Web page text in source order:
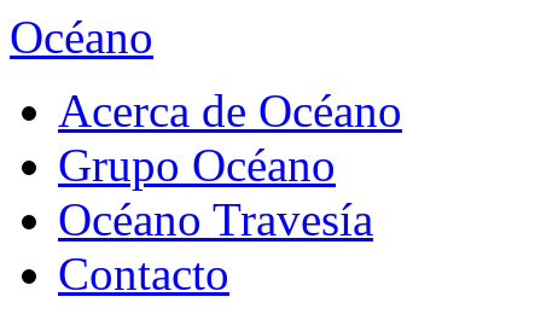
Océano
Acerca de Océano
Grupo Océano
Océano Travesía
Contacto